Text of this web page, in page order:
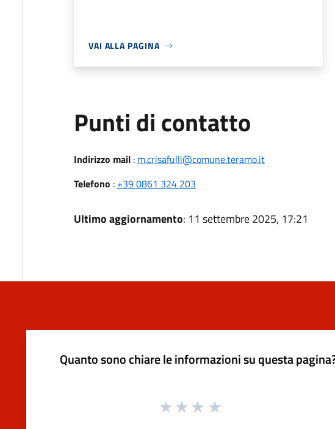
VAI ALLA PAGINA
Punti di contatto
Indirizzo mail: m.crisafulli@comune.teramo.it
Telefono : +39 0861 324 203
Ultimo aggiornamento: 11 settembre 2025, 17:21
Quanto sono chiare le informazioni su questa